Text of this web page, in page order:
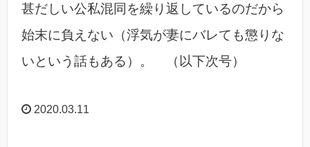
甚だしい公私混同を繰り返しているのだから
始末に負えない（浮気が妻にバレても懲りな
いという話もある）。 （以下次号）
2020.03.11